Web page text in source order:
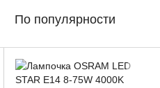
По популярности